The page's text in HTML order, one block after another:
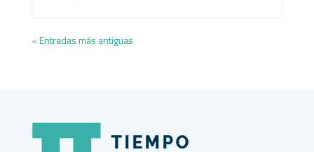
« Entradas más antiguas